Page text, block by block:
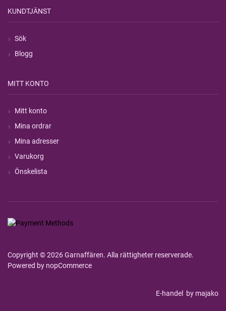
KUNDTJÄNST
Sök
Blogg
MITT KONTO
Mitt konto
Mina ordrar
Mina adresser
Varukorg
Önskelista
Copyright © 2026 Garnaffären. Alla rättigheter reserverade.
Powered by nopCommerce
E-handel by majako